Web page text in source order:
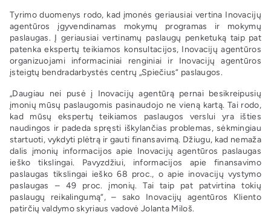
Tyrimo duomenys rodo, kad įmonės geriausiai vertina Inovacijų
agentūros įgyvendinamas mokymų programas ir mokymų
paslaugas. Į geriausiai vertinamų paslaugų penketuką taip pat
patenka ekspertų teikiamos konsultacijos, Inovacijų agentūros
organizuojami informaciniai renginiai ir Inovacijų agentūros
įsteigtų bendradarbystės centrų „Spiečius“ paslaugos.
„Daugiau nei pusė į Inovacijų agentūrą pernai besikreipusių
įmonių mūsų paslaugomis pasinaudojo ne vieną kartą. Tai rodo,
kad mūsų ekspertų teikiamos paslaugos verslui yra išties
naudingos ir padeda spręsti iškylančias problemas, sėkmingiau
startuoti, vykdyti plėtrą ir gauti finansavimą. Džiugu, kad nemaža
dalis įmonių informacijos apie Inovacijų agentūros paslaugas
ieško tikslingai. Pavyzdžiui, informacijos apie finansavimo
paslaugas tikslingai ieško 68 proc., o apie inovacijų vystymo
paslaugas – 49 proc. įmonių. Tai taip pat patvirtina tokių
paslaugų reikalingumą“, – sako Inovacijų agentūros Kliento
patirčių valdymo skyriaus vadovė Jolanta Miloš.